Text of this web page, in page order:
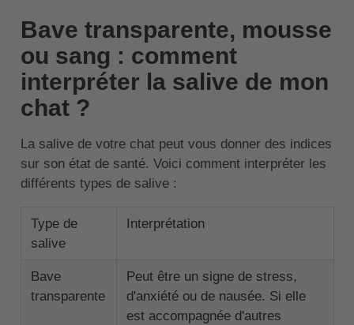
Bave transparente, mousse
ou sang : comment
interpréter la salive de mon
chat ?
La salive de votre chat peut vous donner des indices
sur son état de santé. Voici comment interpréter les
différents types de salive :
Type de
salive
Interprétation
Bave
transparente
Peut être un signe de stress,
d'anxiété ou de nausée. Si elle
est accompagnée d'autres